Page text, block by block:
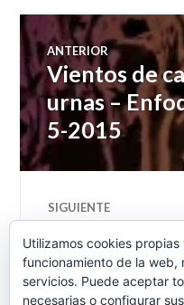
de
entradas
ANTERIOR
Entrada
anterior:
Vientos de
urnas –
5-2015
SIGUIENTE
Entrada
siguiente:
El fiscal de
Blesa,
en el
Utilizamos cookies
funcionamiento de la web,
servicios. Puede aceptar
necesarias o configurar